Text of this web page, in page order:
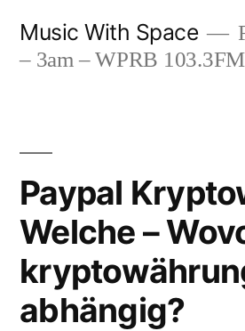
Music With Space
– 3am – WPRB 103.3FM
Paypal
Welche –
abhängig?